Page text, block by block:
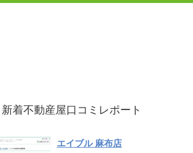
新着不動産屋口コミレポート
エイブル 麻布店